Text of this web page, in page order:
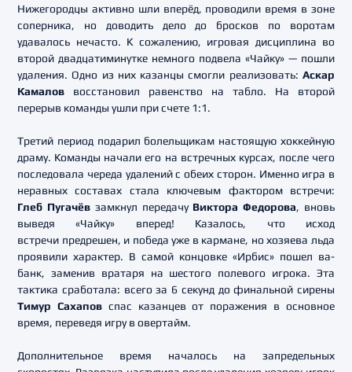
Нижегородцы активно шли вперёд, проводили время в зоне
соперника, но доводить дело до бросков по воротам
удавалось нечасто. К сожалению, игровая дисциплина во
второй двадцатиминутке немного подвела «Чайку» — пошли
удаления. Одно из них казанцы смогли реализовать: Аскар
Камалов восстановил равенство на табло. На второй
перерыв команды ушли при счете 1:1.
Третий период подарил болельщикам настоящую хоккейную
драму. Команды начали его на встречных курсах, после чего
последовала череда удалений с обеих сторон. Именно игра в
неравных составах стала ключевым фактором встречи:
Глеб Пугачёвзамкнул передачу Виктора Федорова, вновь
выведя «Чайку» вперед! Казалось, что исход
встречи предрешен, и победа уже в кармане, но хозяева льда
проявили характер. В самой концовке «Ирбис» пошел ва-
банк, заменив вратаря на шестого полевого игрока. Эта
тактика сработала: всего за 6 секунд до финальной сирены
Тимур Сахаповспас казанцев от поражения в основное
время, переведя игру в овертайм.
Дополнительное время началось на запредельных